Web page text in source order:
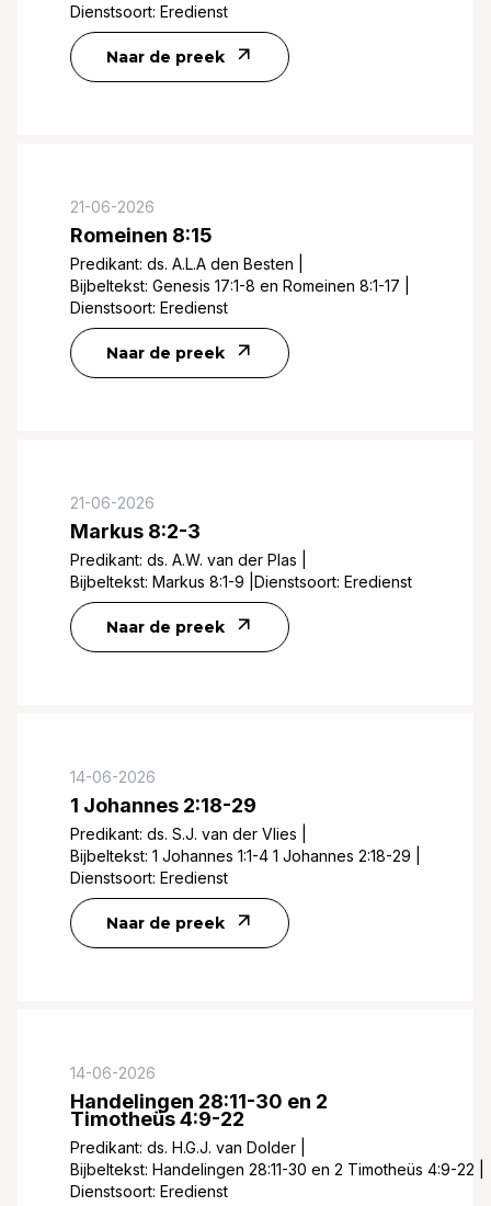
Dienstsoort: Eredienst
Naar de preek
21-06-2026
Romeinen 8:15
Predikant: ds. A.L.A den Besten
Bijbeltekst: Genesis 17:1-8 en Romeinen 8:1-17
Dienstsoort: Eredienst
Naar de preek
21-06-2026
Markus 8:2-3
Predikant: ds. A.W. van der Plas
Bijbeltekst: Markus 8:1-9 Dienstsoort: Eredienst
Naar de preek
14-06-2026
1 Johannes 2:18-29
Predikant: ds. S.J. van der Vlies
Bijbeltekst: 1 Johannes 1:1-4 1 Johannes 2:18-29
Dienstsoort: Eredienst
Naar de preek
14-06-2026
Handelingen 28:11-30 en 2
Timotheüs 4:9-22
Predikant: ds. H.G.J. van Dolder
Bijbeltekst: Handelingen 28:11-30 en 2 Timotheüs 4:9-22
Dienstsoort: Eredienst